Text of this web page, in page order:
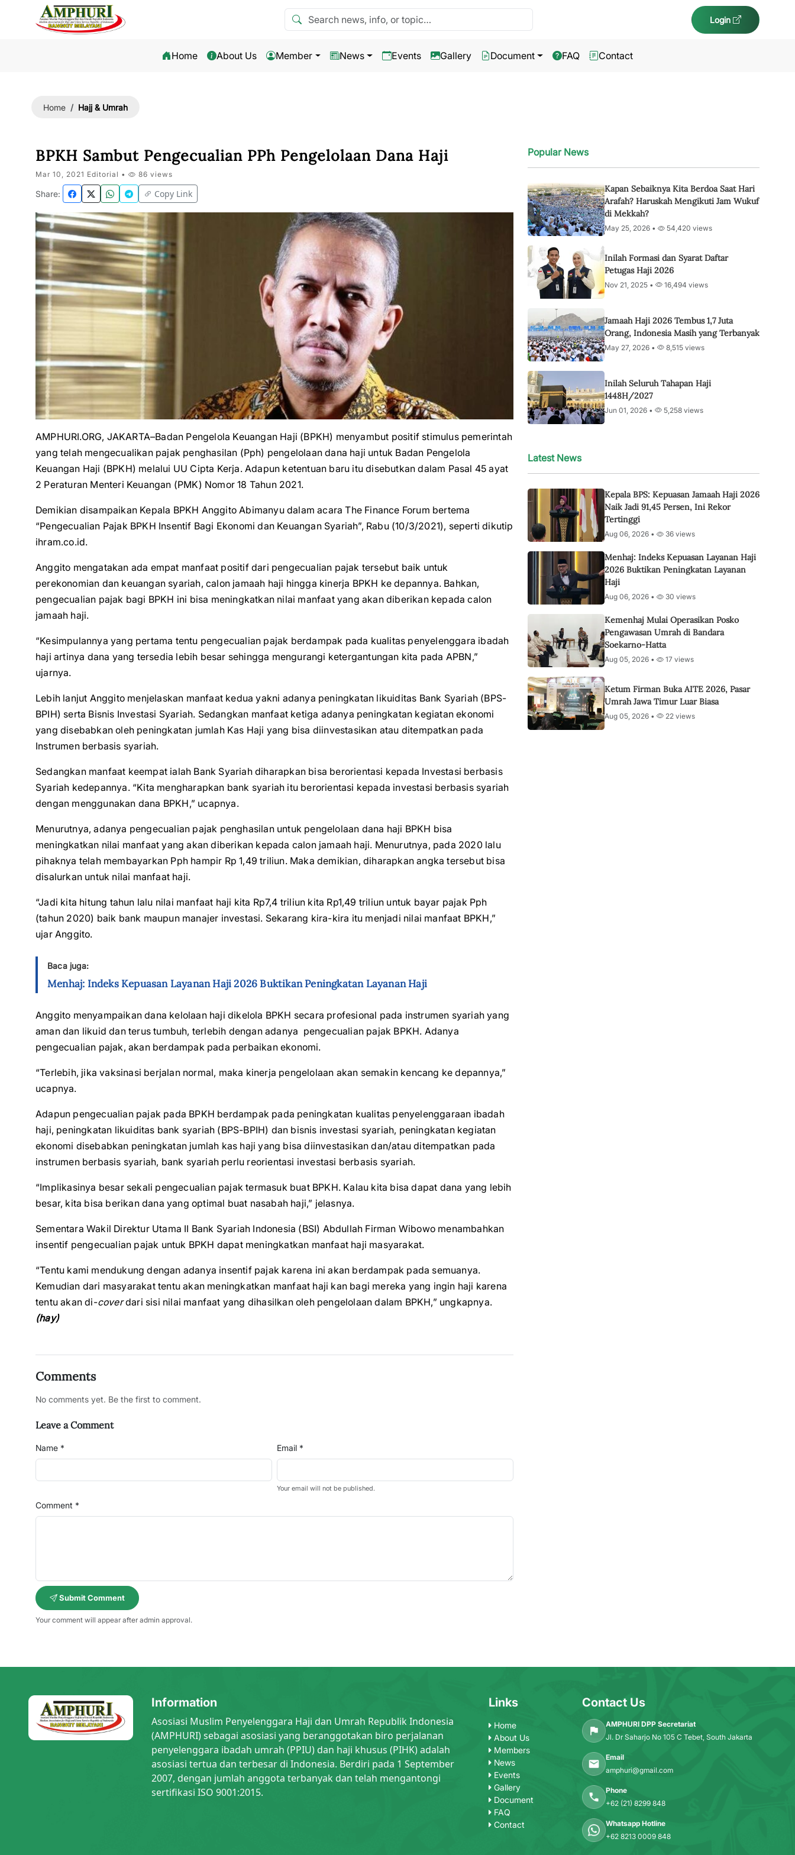
Search news Login
Home About Us Member News Events Gallery Document FAQ Contact
Home Hajj & Umrah
BPKH Sambut Pengecualian PPh Pengelolaan Dana Haji
Mar 10, 2021 Editorial • 86 views
Share: Copy Link
AMPHURI.ORG, JAKARTA–Badan Pengelola Keuangan Haji (BPKH) menyambut positif stimulus pemerintah
yang telah mengecualikan pajak penghasilan (Pph) pengelolaan dana haji untuk Badan Pengelola
Keuangan Haji (BPKH) melalui UU Cipta Kerja. Adapun ketentuan baru itu disebutkan dalam Pasal 45 ayat
2 Peraturan Menteri Keuangan (PMK) Nomor 18 Tahun 2021.
Demikian disampaikan Kepala BPKH Anggito Abimanyu dalam acara The Finance Forum bertema
“Pengecualian Pajak BPKH Insentif Bagi Ekonomi dan Keuangan Syariah”, Rabu (10/3/2021), seperti dikutip
ihram.co.id.
Anggito mengatakan ada empat manfaat positif dari pengecualian pajak tersebut baik untuk
perekonomian dan keuangan syariah, calon jamaah haji hingga kinerja BPKH ke depannya. Bahkan,
pengecualian pajak bagi BPKH ini bisa meningkatkan nilai manfaat yang akan diberikan kepada calon
jamaah haji.
“Kesimpulannya yang pertama tentu pengecualian pajak berdampak pada kualitas penyelenggara ibadah
haji artinya dana yang tersedia lebih besar sehingga mengurangi ketergantungan kita pada APBN,”
ujarnya.
Lebih lanjut Anggito menjelaskan manfaat kedua yakni adanya peningkatan likuiditas Bank Syariah (BPS-
BPIH) serta Bisnis Investasi Syariah. Sedangkan manfaat ketiga adanya peningkatan kegiatan ekonomi
yang disebabkan oleh peningkatan jumlah Kas Haji yang bisa diinvestasikan atau ditempatkan pada
Instrumen berbasis syariah.
Sedangkan manfaat keempat ialah Bank Syariah diharapkan bisa berorientasi kepada Investasi berbasis
Syariah kedepannya. “Kita mengharapkan bank syariah itu berorientasi kepada investasi berbasis syariah
dengan menggunakan dana BPKH,” ucapnya.
Menurutnya, adanya pengecualian pajak penghasilan untuk pengelolaan dana haji BPKH bisa
meningkatkan nilai manfaat yang akan diberikan kepada calon jamaah haji. Menurutnya, pada 2020 lalu
pihaknya telah membayarkan Pph hampir Rp 1,49 triliun. Maka demikian, diharapkan angka tersebut bisa
disalurkan untuk nilai manfaat haji.
“Jadi kita hitung tahun lalu nilai manfaat haji kita Rp7,4 triliun kita Rp1,49 triliun untuk bayar pajak Pph
(tahun 2020) baik bank maupun manajer investasi. Sekarang kira-kira itu menjadi nilai manfaat BPKH,”
ujar Anggito.
Baca juga:
Menhaj: Indeks Kepuasan Layanan Haji 2026 Buktikan Peningkatan Layanan Haji
Anggito menyampaikan dana kelolaan haji dikelola BPKH secara profesional pada instrumen syariah yang
aman dan likuid dan terus tumbuh, terlebih dengan adanya pengecualian pajak BPKH. Adanya
pengecualian pajak, akan berdampak pada perbaikan ekonomi.
“Terlebih, jika vaksinasi berjalan normal, maka kinerja pengelolaan akan semakin kencang ke depannya,”
ucapnya.
Adapun pengecualian pajak pada BPKH berdampak pada peningkatan kualitas penyelenggaraan ibadah
haji, peningkatan likuiditas bank syariah (BPS-BPIH) dan bisnis investasi syariah, peningkatan kegiatan
ekonomi disebabkan peningkatan jumlah kas haji yang bisa diinvestasikan dan/atau ditempatkan pada
instrumen berbasis syariah, bank syariah perlu reorientasi investasi berbasis syariah.
“Implikasinya besar sekali pengecualian pajak termasuk buat BPKH. Kalau kita bisa dapat dana yang lebih
besar, kita bisa berikan dana yang optimal buat nasabah haji,” jelasnya.
Sementara Wakil Direktur Utama II Bank Syariah Indonesia (BSI) Abdullah Firman Wibowo menambahkan
insentif pengecualian pajak untuk BPKH dapat meningkatkan manfaat haji masyarakat.
“Tentu kami mendukung dengan adanya insentif pajak karena ini akan berdampak pada semuanya.
Kemudian dari masyarakat tentu akan meningkatkan manfaat haji kan bagi mereka yang ingin haji karena
tentu akan di-coverdari sisi nilai manfaat yang dihasilkan oleh pengelolaan dalam BPKH,” ungkapnya.
(hay)
Comments
No comments yet. Be the first to comment.
Leave a Comment
Name * Email *
Your email will not be published.
Comment *
Submit Comment
Your comment will appear after admin approval.
Popular News
Kapan Sebaiknya Kita Berdoa Saat Hari
Arafah? Haruskah Mengikuti Jam Wukuf
di Mekkah?
May 25, 2026 • 54,420 views
Inilah Formasi dan Syarat Daftar
Petugas Haji 2026
Nov 21, 2025 • 16,494 views
Jamaah Haji 2026 Tembus 1,7 Juta
Orang, Indonesia Masih yang Terbanyak
May 27, 2026 • 8,515 views
Inilah Seluruh Tahapan Haji
1448H/2027
Jun 01, 2026 • 5,258 views
Latest News
Kepala BPS: Kepuasan Jamaah Haji 2026
Naik Jadi 91,45 Persen, Ini Rekor
Tertinggi
Aug 06, 2026 • 36 views
Menhaj: Indeks Kepuasan Layanan Haji
2026 Buktikan Peningkatan Layanan
Haji
Aug 06, 2026 • 30 views
Kemenhaj Mulai Operasikan Posko
Pengawasan Umrah di Bandara
Soekarno-Hatta
Aug 05, 2026 • 17 views
Ketum Firman Buka AITE 2026, Pasar
Umrah Jawa Timur Luar Biasa
Aug 05, 2026 • 22 views
Information
Asosiasi Muslim Penyelenggara Haji dan Umrah Republik Indonesia
(AMPHURI) sebagai asosiasi yang beranggotakan biro perjalanan
penyelenggara ibadah umrah (PPIU) dan haji khusus (PIHK) adalah
asosiasi tertua dan terbesar di Indonesia. Berdiri pada 1 September
2007, dengan jumlah anggota terbanyak dan telah mengantongi
sertifikasi ISO 9001:2015.
Links
Home
About Us
Members
News
Events
Gallery
Document
FAQ
Contact
Contact Us
AMPHURI DPP Secretariat
Jl. Dr Saharjo No 105 C Tebet, South Jakarta
Email
amphuri@gmail.com
Phone
+62 (21) 8299 848
Whatsapp Hotline
+62 8213 0009 848